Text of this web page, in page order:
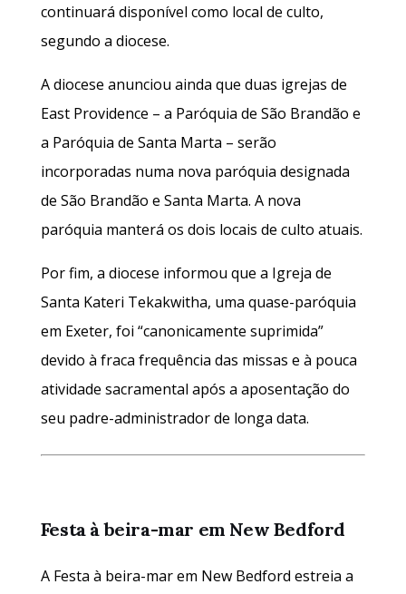
continuará disponível como local de culto,
segundo a diocese.
A diocese anunciou ainda que duas igrejas de
East Providence – a Paróquia de São Brandão e
a Paróquia de Santa Marta – serão
incorporadas numa nova paróquia designada
de São Brandão e Santa Marta. A nova
paróquia manterá os dois locais de culto atuais.
Por fim, a diocese informou que a Igreja de
Santa Kateri Tekakwitha, uma quase-paróquia
em Exeter, foi “canonicamente suprimida”
devido à fraca frequência das missas e à pouca
atividade sacramental após a aposentação do
seu padre-administrador de longa data.
Festa à beira-mar em New Bedford
A Festa à beira-mar em New Bedford estreia a